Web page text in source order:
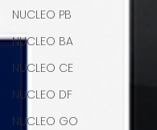
NUCLEO PB
NUCLEO BA
NUCLEO CE
NUCLEO DF
NUCLEO GO